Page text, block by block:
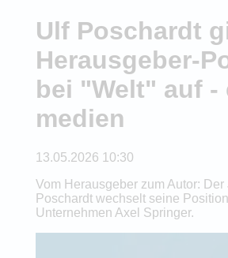
Ulf Poschardt
Herausgeber-
bei "Welt" auf -
medien
13.05.2026 10:30
Vom Herausgeber zum Autor:
Poschardt wechselt seine
Unternehmen Axel Springer.